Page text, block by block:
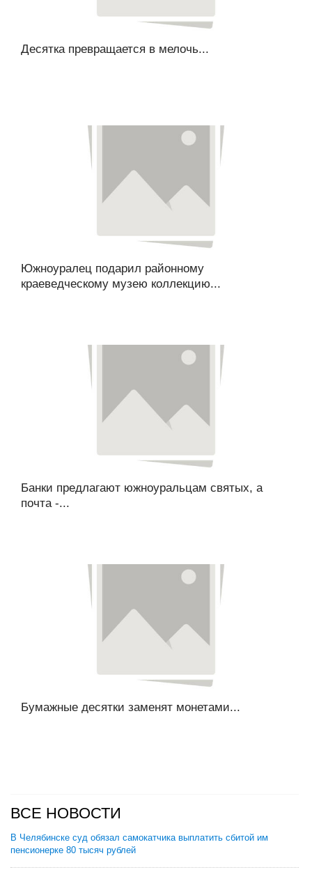
Десятка превращается в мелочь...
Южноуралец подарил районному
краеведческому музею коллекцию...
Банки предлагают южноуральцам святых, а
почта -...
Бумажные десятки заменят монетами...
ВСЕ НОВОСТИ
В Челябинске суд обязал самокатчика выплатить сбитой им
пенсионерке 80 тысяч рублей